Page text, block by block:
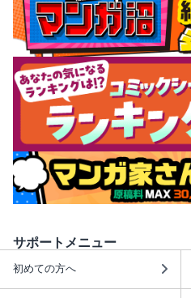
サポートメニュー
初めての方へ